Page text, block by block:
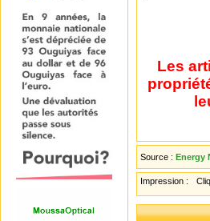
Les
Source : Energy
Impression :